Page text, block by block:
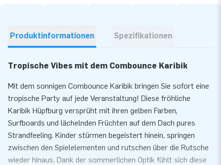
Produktinformationen Spezifikationen
Tropische Vibes mit dem Combounce Karibik
Mit dem sonnigen Combounce Karibik bringen Sie sofort eine
tropische Party auf jede Veranstaltung! Diese fröhliche
Karibik Hüpfburg versprüht mit ihren gelben Farben,
Surfboards und lächelnden Früchten auf dem Dach pures
Strandfeeling. Kinder stürmen begeistert hinein, springen
zwischen den Spielelementen und rutschen über die Rutsche
wieder hinaus. Dank der sommerlichen Optik fühlt sich diese